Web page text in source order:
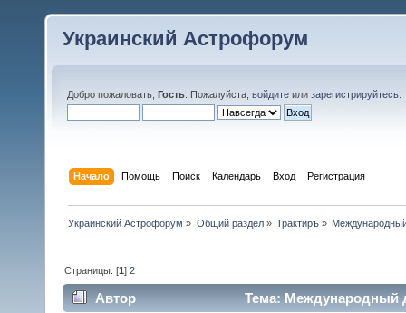
Украинский Астрофорум
Добро пожаловать, Гость . Пожалуйста, войдите или зарегистрируйтесь
Начало Помощь Поиск Календарь Вход Регистрация
Украинский Астрофорум » Общий раздел» Трактиръ»
Страницы: [1]2
Автор Тема: Международный